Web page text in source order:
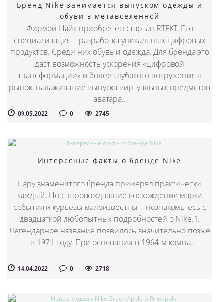
Бренд Nike занимается выпуском одежды и
обуви в метавселенной
Фирмой Найк приобретен стартап RTFKT. Его
специализация – разработка уникальных цифровых
продуктов. Среди них обувь и одежда. Для бренда это
даст возможность ускорения «цифровой
трансформации» и более глубокого погружения в
рынок, налаживание выпуска виртуальных предметов
аватара..
09.05.2022 0 2745
Интересные факты о бренде Nike
Пару знаменитого бренда примерял практически
каждый. Но сопровождавшие восхождение марки
события и курьезы малоизвестны – познакомьтесь с
двадцаткой любопытных подробностей о Nike.1.
Легендарное название появилось значительно позже
– в 1971 году. При основании в 1964-м компа..
14.04.2022 0 2718